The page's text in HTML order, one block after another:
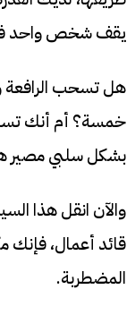
يقف شخص واحد
هل تسحب الرافعة
خمسة؟ أم أنك
بشكل سلبي مصير
والآن انقل هذا
قائد أعمال، فإنك
المضطربة.